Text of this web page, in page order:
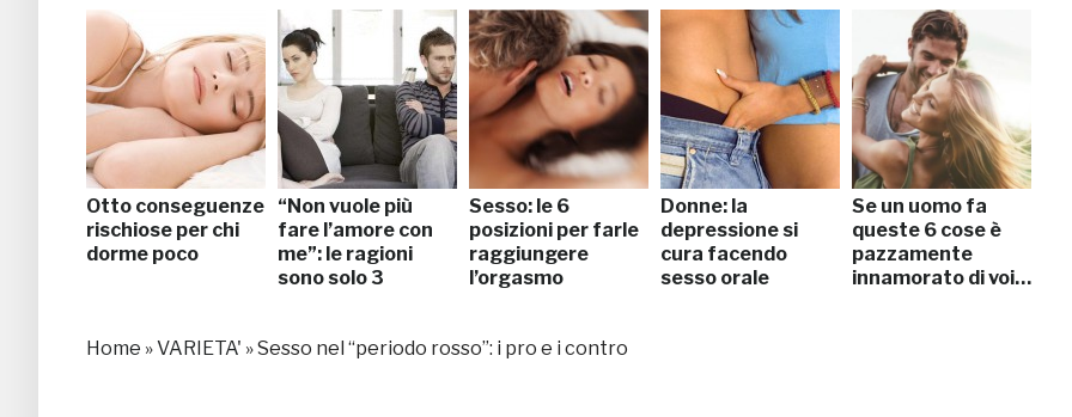
Otto conseguenze
rischiose per chi
dorme poco
“Non vuole più
fare l’amore con
me”: le ragioni
sono solo 3
Sesso: le 6
posizioni per farle
raggiungere
l’orgasmo
Donne: la
depressione si
cura facendo
sesso orale
Se un uomo fa
queste 6 cose è
pazzamente
innamorato di voi…
Home »VARIETA' »Sesso nel “periodo rosso”: i pro e i contro